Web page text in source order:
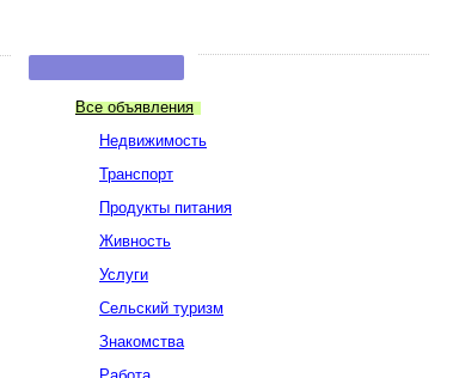
Все объявления
Недвижимость
Транспорт
Продукты питания
Живность
Услуги
Сельский туризм
Знакомства